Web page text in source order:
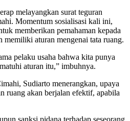
melayangkan surat teguran
Momentum sosialisasi kali ini,
memberikan pemahaman kepada
memiliki aturan mengenai tata ruang.
pelaku usaha bahwa kita punya
aturan itu,” imbuhnya.
Sudiarto menerangkan, upaya
ruang akan berjalan efektif, apabila